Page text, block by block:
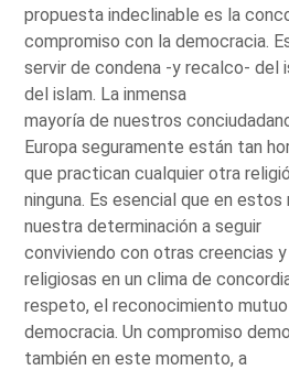
propuesta indeclinable es la
compromiso con la democracia.
servir de condena -y recalco- del
del islam. La inmensa
mayoría de nuestros
Europa seguramente están tan
que practican cualquier otra
ninguna. Es esencial que en
nuestra determinación a seguir
conviviendo con otras creencias
religiosas en un clima de
respeto, el reconocimiento
democracia. Un compromiso
también en este momento, a